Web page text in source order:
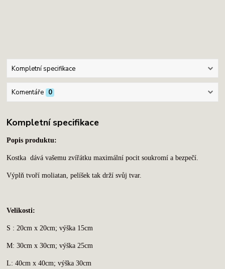
Kompletní specifikace
Komentáře 0
Kompletní specifikace
Popis produktu:
Kostka dává vašemu zvířátku maximální pocit soukromí a bezpečí.
Výplň tvoří moliatan, pelíšek tak drží svůj tvar.
Velikosti:
S : 20cm x 20cm; výška 15cm
M: 30cm x 30cm; výška 25cm
L: 40cm x 40cm; výška 30cm